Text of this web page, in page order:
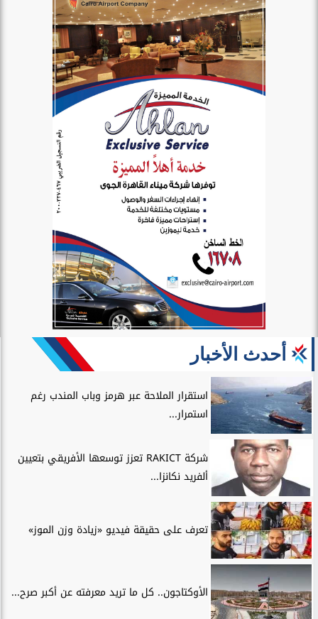
أحدث الأخبار
استقرار الملاحة عبر هرمز وباب المندب رغم
استمرار...
شركة RAKICT تعزز توسعها الأفريقي بتعيين
ألفريد نكانزا...
تعرف على حقيقة فيديو «زيادة وزن الموز»
الأوكتاجون.. كل ما تريد معرفته عن أكبر صرح...